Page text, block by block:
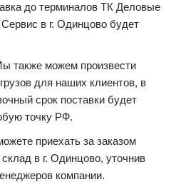
до терминалов ТК Деловые
в г. Одинцово будет
также можем произвести
для наших клиентов, в
срок поставки будет
точку РФ.
приехать за заказом
в г. Одинцово, уточнив
компании.